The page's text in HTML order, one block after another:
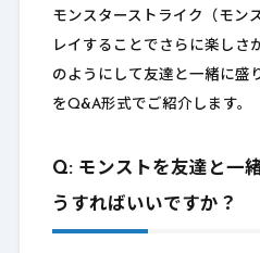
モンスターストライク（モン
レイすることでさらに楽しさ
のようにして友達と一緒に盛
をQ&A形式でご紹介します。
Q: モンストを友達と一
うすればいいですか？